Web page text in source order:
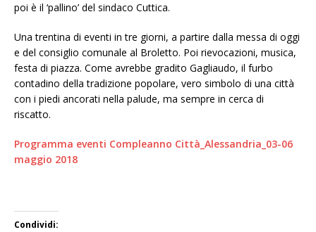
poi è il ‘pallino’ del sindaco Cuttica.
Una trentina di eventi in tre giorni, a partire dalla messa di oggi
e del consiglio comunale al Broletto. Poi rievocazioni, musica,
festa di piazza. Come avrebbe gradito Gagliaudo, il furbo
contadino della tradizione popolare, vero simbolo di una città
con i piedi ancorati nella palude, ma sempre in cerca di
riscatto.
Programma eventi Compleanno Città_Alessandria_03-06
maggio 2018
Condividi: